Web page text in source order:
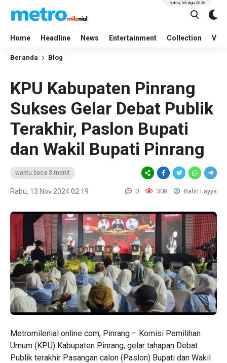
Home Headline News Entertainment Collection
Sabtu, 08 Agu 2026
Beranda Blog
KPU Kabupaten Pinrang
Sukses Gelar Debat Publik
Terakhir, Paslon Bupati
dan Wakil Bupati Pinrang
waktu baca 3 menit
Rabu, 13 Nov 2024 02:19 0 308 Bahri Layya
Metromilenial online com, Pinrang – Komisi Pemilihan
Umum (KPU) Kabupaten Pinrang, gelar tahapan Debat
Publik terakhir Pasangan calon (Paslon) Bupati dan Wakil